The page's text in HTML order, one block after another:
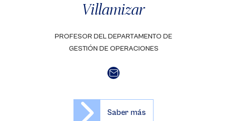
Villamizar
PROFESOR DEL DEPARTAMENTO DE
GESTIÓN DE OPERACIONES
Saber más